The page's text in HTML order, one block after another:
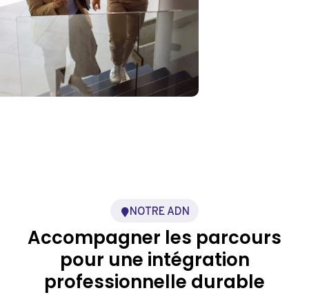
NOTRE ADN
Accompagner les parcours
pour une intégration
professionnelle durable